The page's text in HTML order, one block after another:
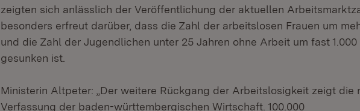
zeigten sich anlässlich der Veröffentlichung der aktuellen
besonders erfreut darüber, dass die Zahl der arbeitslosen Frauen um
und die Zahl der Jugendlichen unter 25 Jahren ohne Arbeit um fast 1.000
gesunken ist.
Ministerin Altpeter: „Der weitere Rückgang der Arbeitslosigkeit zeigt die
Verfassung der baden-württembergischen Wirtschaft. 100.000